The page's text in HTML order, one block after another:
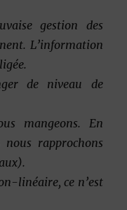
gestion des
L’information
de niveau de
mangeons. En
rapprochons
linéaire, ce n’est